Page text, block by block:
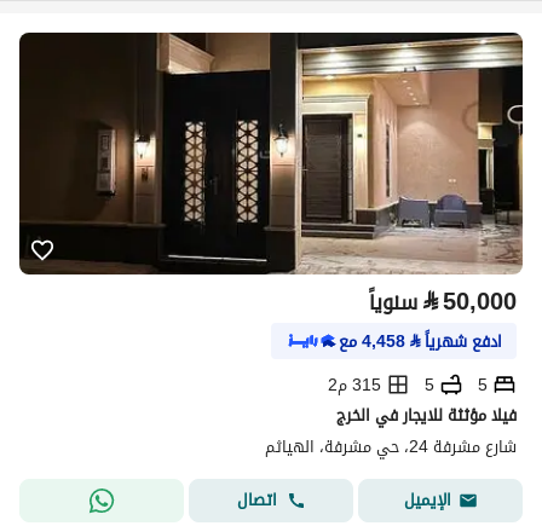
⃁50,000 سنوياً
ادفع شهرياً⃁
4,458مع
5
5
315 م2
فيلا مؤثثة للايجار في الخرج
شارع مشرفة 24، حي مشرفة، الهياثم
الإيميل
اتصال